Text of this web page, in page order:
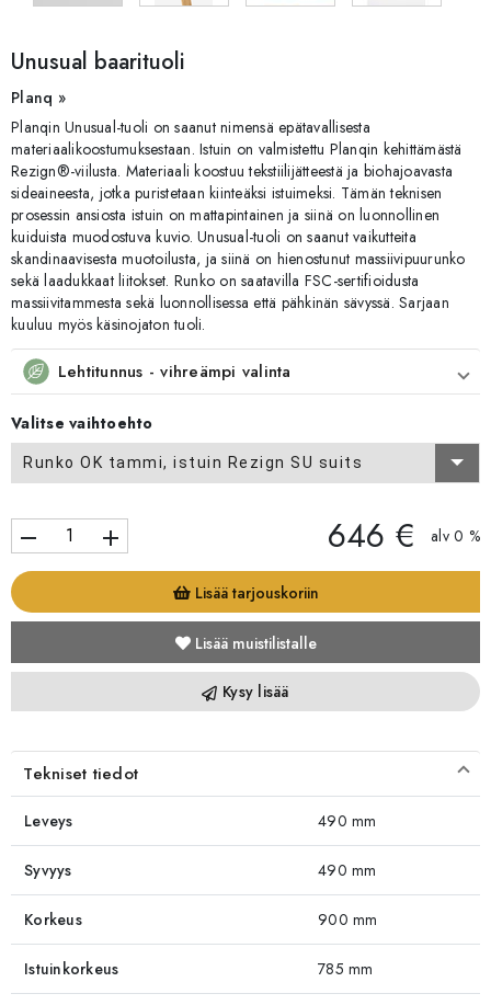
Unusual baarituoli
Planq »
Planqin Unusual-tuoli on saanut nimensä epätavallisesta
materiaalikoostumuksestaan. Istuin on valmistettu Planqin kehittämästä
Rezign®-viilusta. Materiaali koostuu tekstiilijätteestä ja biohajoavasta
sideaineesta, jotka puristetaan kiinteäksi istuimeksi. Tämän teknisen
prosessin ansiosta istuin on mattapintainen ja siinä on luonnollinen
kuiduista muodostuva kuvio. Unusual-tuoli on saanut vaikutteita
skandinaavisesta muotoilusta, ja siinä on hienostunut massiivipuurunko
sekä laadukkaat liitokset. Runko on saatavilla FSC-sertifioidusta
massiivitammesta sekä luonnollisessa että pähkinän sävyssä. Sarjaan
kuuluu myös käsinojaton tuoli.
Lehtitunnus - vihreämpi valinta
Valitse vaihtoehto
Runko OK tammi, istuin Rezign SU suits
remove add 646 € alv 0 %
Lisää tarjouskoriin
Lisää muistilistalle
Kysy lisää
Tekniset tiedot
Leveys 490 mm
Syvyys 490 mm
Korkeus 900 mm
Istuinkorkeus 785 mm